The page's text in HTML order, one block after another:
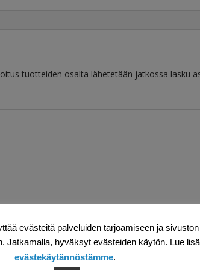
tuotteiden osalta lähetetään jatkossa lasku
evästeitä palveluiden tarjoamiseen ja sivuston
Jatkamalla, hyväksyt evästeiden käytön. Lue
evästekäytännöstämme.